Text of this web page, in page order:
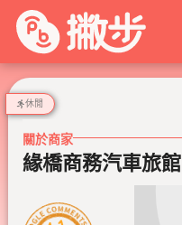
休閒
關於商家
緣橋商務汽車旅館